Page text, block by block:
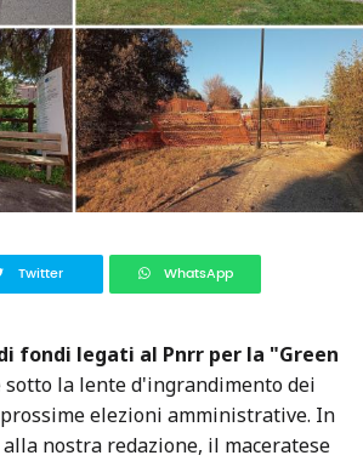
Twitter WhatsApp
fondi legati al Pnrr per la "Green
sotto la lente d'ingrandimento dei
elezioni amministrative. In
nostra redazione, il maceratese